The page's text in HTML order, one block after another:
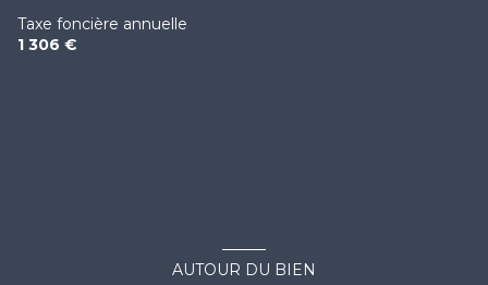
Taxe foncière annuelle
1 306 €
AUTOUR DU BIEN